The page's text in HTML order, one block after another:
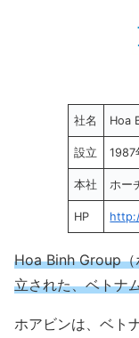
社名 Hoa
設立 1987
本社 ホー
HP
Hoa Binh Group（
立された、ベトナ
ホアビンは、ベト